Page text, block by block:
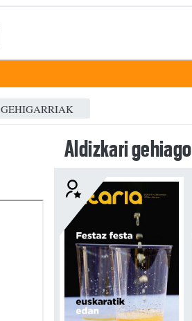
GEHIGARRIAK
Aldizkari gehiago